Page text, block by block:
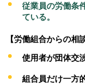
従業員の労働条
ている。
【労働組合からの相
使用者が団体交
組合員だけ一方